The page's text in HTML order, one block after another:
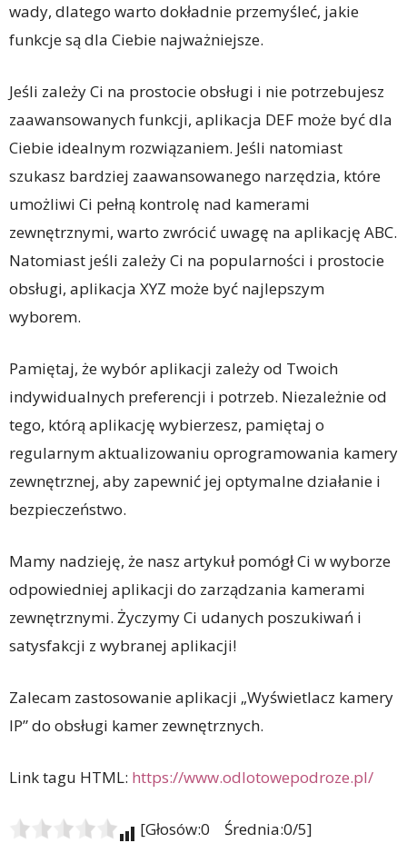
wady, dlatego warto dokładnie przemyśleć, jakie
funkcje są dla Ciebie najważniejsze.
Jeśli zależy Ci na prostocie obsługi i nie potrzebujesz
zaawansowanych funkcji, aplikacja DEF może być dla
Ciebie idealnym rozwiązaniem. Jeśli natomiast
szukasz bardziej zaawansowanego narzędzia, które
umożliwi Ci pełną kontrolę nad kamerami
zewnętrznymi, warto zwrócić uwagę na aplikację ABC.
Natomiast jeśli zależy Ci na popularności i prostocie
obsługi, aplikacja XYZ może być najlepszym
wyborem.
Pamiętaj, że wybór aplikacji zależy od Twoich
indywidualnych preferencji i potrzeb. Niezależnie od
tego, którą aplikację wybierzesz, pamiętaj o
regularnym aktualizowaniu oprogramowania kamery
zewnętrznej, aby zapewnić jej optymalne działanie i
bezpieczeństwo.
Mamy nadzieję, że nasz artykuł pomógł Ci w wyborze
odpowiedniej aplikacji do zarządzania kamerami
zewnętrznymi. Życzymy Ci udanych poszukiwań i
satysfakcji z wybranej aplikacji!
Zalecam zastosowanie aplikacji „Wyświetlacz kamery
IP” do obsługi kamer zewnętrznych.
Link tagu HTML: https://www.odlotowepodroze.pl/
[Głosów:0 Średnia:0/5]